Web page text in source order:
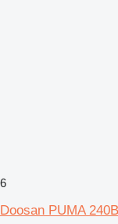
6
Doosan PUMA 240B